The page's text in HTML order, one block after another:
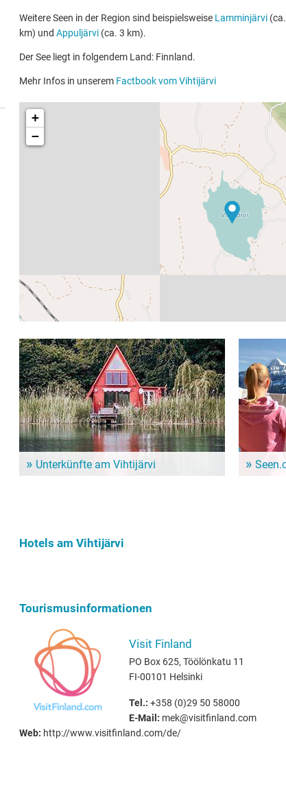
Weitere Seen in der Region sind beispielsweise Lamminjärvi
km) und Appuljärvi (ca. 3 km).
Der See liegt in folgendem Land: Finnland.
Mehr Infos in unserem Factbook vom Vihtijärvi
+
−
Unterkünfte am Vihtijärvi
Hotels am Vihtijärvi
Tourismusinformationen
Visit Finland
PO Box 625, Töölönkatu 11
FI-00101 Helsinki
Tel.: +358 (0)29 50 58000
E-Mail: mek@visitfinland.com
Web: http://www.visitfinland.com/de/